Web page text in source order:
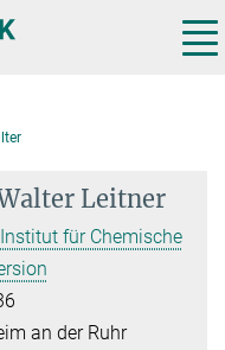
Leitner
für Chemische
an der Ruhr